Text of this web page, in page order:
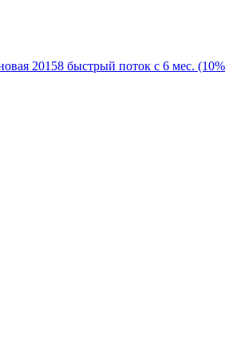
20158 быстрый поток с 6 мес. (10%